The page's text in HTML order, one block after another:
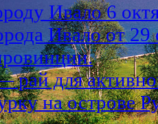
Ивало 6
Ивало от 29
для
на острове